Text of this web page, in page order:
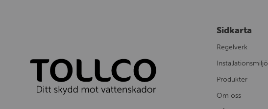
Sidkarta
Regelverk
Installationsmiljö
Produkter
Om oss